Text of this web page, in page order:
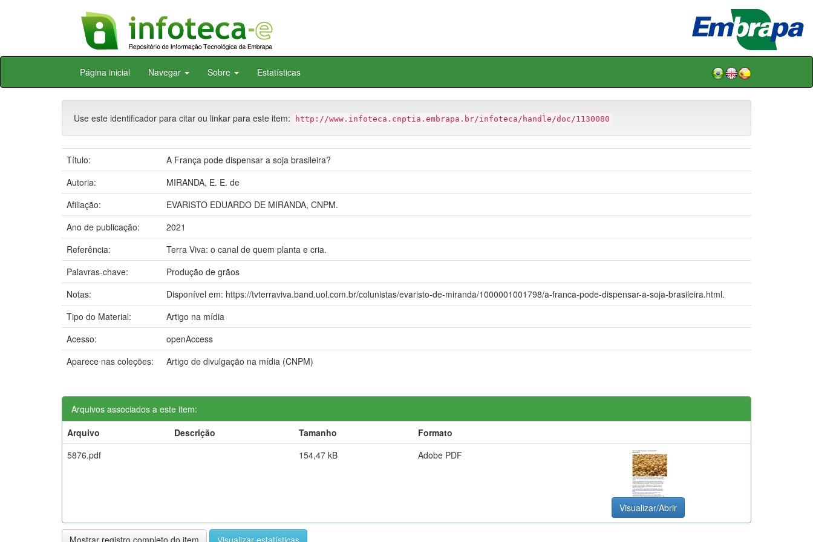
Skip
Página inicial Navegar Sobre Estatísticas
Use este identificador para citar ou linkar para este item: http://www.infoteca.cnptia.embrapa.br/infoteca/handle/doc/1130080
Título:
A França pode dispensar a soja brasileira?
Autoria:
MIRANDA, E. E. de
Afiliação:
EVARISTO EDUARDO DE MIRANDA, CNPM.
Ano de publicação:
2021
Referência:
Terra Viva: o canal de quem planta e cria.
Palavras-chave:
Produção de grãos
Notas:
Disponível em: https://tvterraviva.band.uol.com.br/colunistas/evaristo-de-miranda/1000001001798/a-franca-pode-dispensar-a-soja-brasileira.html.
Tipo do Material:
Artigo na mídia
Acesso:
openAccess
Aparece nas coleções:
Artigo de divulgação na mídia (CNPM)
Arquivos associados a este item:
Arquivo
Descrição Tamanho
Formato
5876.pdf
154,47 kB Adobe PDF
Visualizar/Abrir
Mostrar registro completo do item Visualizar estatísticas